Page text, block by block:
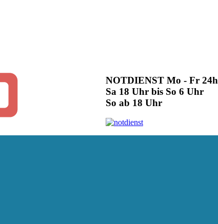
NOTDIENST Mo - Fr 24h
Sa 18 Uhr bis So 6 Uhr
So ab 18 Uhr